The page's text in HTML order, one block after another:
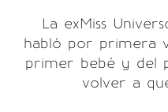
La exMiss
habló por primera
primer bebé y del
volver a